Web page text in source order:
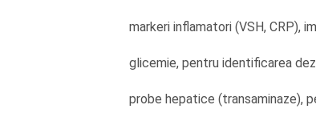
markeri inflamatori (VSH, CRP),
glicemie, pentru identificarea
probe hepatice (transaminaze),